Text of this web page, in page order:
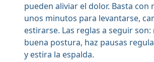
pueden aliviar el dolor. Basta con
unos minutos para levantarse,
estirarse. Las reglas a seguir
buena postura, haz pausas
y estira la espalda.